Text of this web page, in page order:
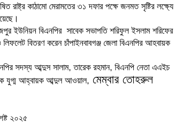
রাষ্ট্র কাঠামো মেরামতের ৩১ দফার পক্ষে জনমত সৃষ্টির লক্ষ্যে
ইউনিয়ন বিএনপির সাবেক সভাপতি শরিফুল ইসলাম শরিফের
বিতরণ করেন চাঁপাইনবাবগঞ্জ জেলা বিএনপির আহবায়ক
সদস্য আব্দুস সালাম, তারেক রহমান, বিএনপি নেতা এএইচ
যুগ্ম আহ্বায়ক আব্দুল আওয়াল, মেম্বার তোহরুল
২০২৫